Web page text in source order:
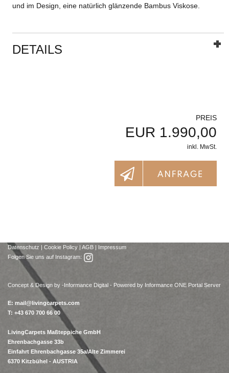
und im Design, eine natürlich glänzende Bambus Viskose.
DETAILS
PREIS
EUR 1.990,00
inkl. MwSt.
Datenschutz | Cookie Policy | AGB | Impressum
Folgen Sie uns auf Instagram:
Concept & Design by -Informance Digital - Powered by Informance ONE Portal Server
E: mail@livingcarpets.com
T: +43 670 700 66 00
LivingCarpets Maßteppiche GmbH
Ehrenbachgasse 33b
Einfahrt Ehrenbachgasse 35a/Alte Zimmerei
6370 Kitzbühel - AUSTRIA